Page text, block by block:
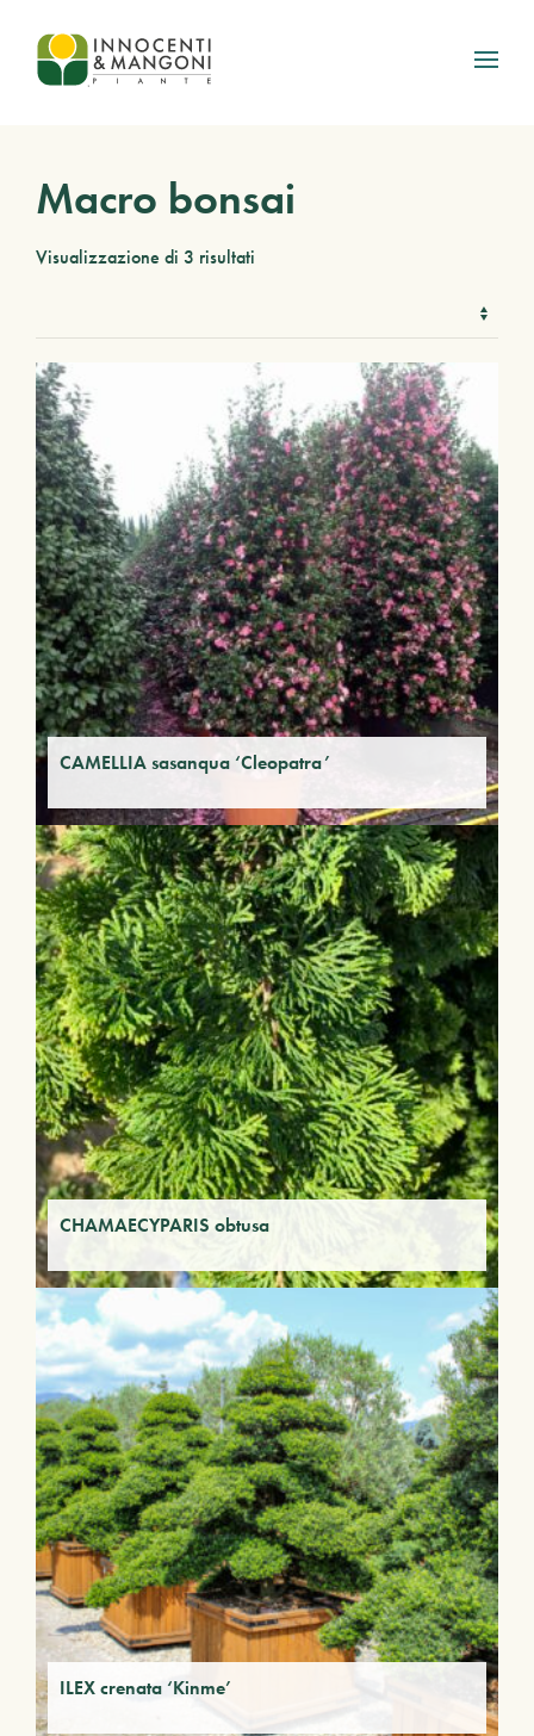
Skip to main content
Macro bonsai
Visualizzazione di 3 risultati
CAMELLIA sasanqua ‘Cleopatra’
CHAMAECYPARIS obtusa
ILEX crenata ‘Kinme’